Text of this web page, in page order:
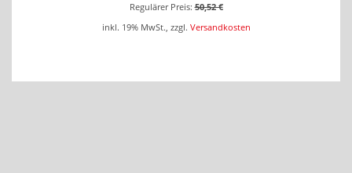
Regulärer Preis: 50,52 €
inkl. 19% MwSt., zzgl. Versandkosten